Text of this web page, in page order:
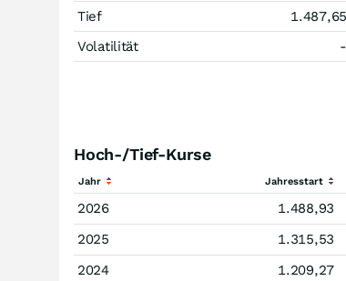
Tief
1.487,65
Volatilität
-
Hoch-/Tief-Kurse
Jahr Jahresstart
2026 1.488,93
2025
1.315,53
2024
1.209,27